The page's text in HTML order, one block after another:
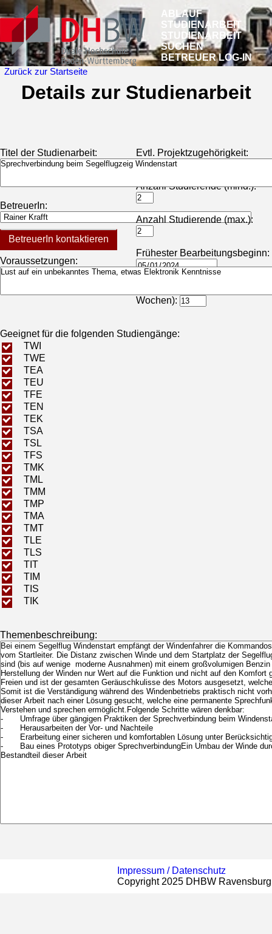
ABLAUF
STUDIENARBEIT
STUDIENARBEIT
SUCHEN
BETREUER LOG-IN
Zurück zur Startseite
Details zur Studienarbeit
Titel der Studienarbeit:
BetreuerIn:
BetreuerIn kontaktieren
Voraussetzungen:
Evtl. Projektzugehörigkeit:
Anzahl Studierende (mind.):
Anzahl Studierende (max.):
Frühester Bearbeitungsbeginn:
Wochen):
Geeignet für die folgenden Studiengänge:
TWI
TWE
TEA
TEU
TFE
TEN
TEK
TSA
TSL
TFS
TMK
TML
TMM
TMP
TMA
TMT
TLE
TLS
TIT
TIM
TIS
TIK
Themenbeschreibung:
Impressum / Datenschutz
Copyright 2025 DHBW Ravensburg